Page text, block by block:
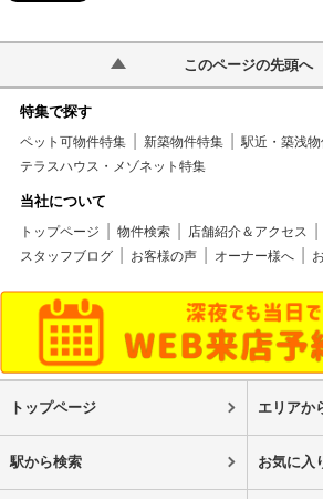
このページの先頭へ
特集で探す
ペット可物件特集 新築物件特集 駅近・築浅
テラスハウス・メゾネット特集
当社について
トップページ 物件検索 店舗紹介＆アクセス
スタッフブログ
お客様の声 オーナー様へ
トップページ エリアか
駅から検索 お気に入